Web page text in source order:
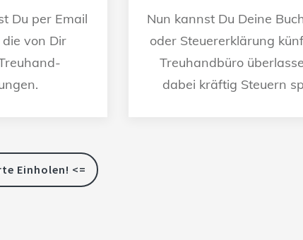
Du per Email
von Dir
Nun kannst Du Deine
oder Steuererklärung
Treuhandbüro
dabei kräftig Steuern
Einholen! <=